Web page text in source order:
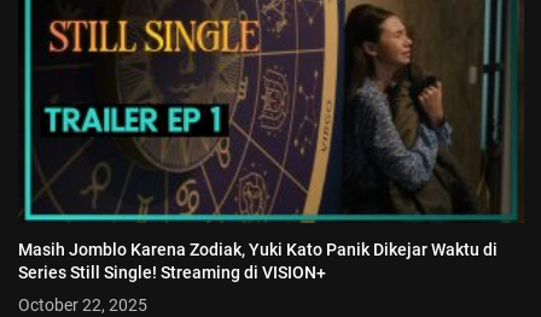
Masih Jomblo Karena Zodiak, Yuki Kato Panik Dikejar Waktu di
Series Still Single! Streaming di VISION+
October 22, 2025